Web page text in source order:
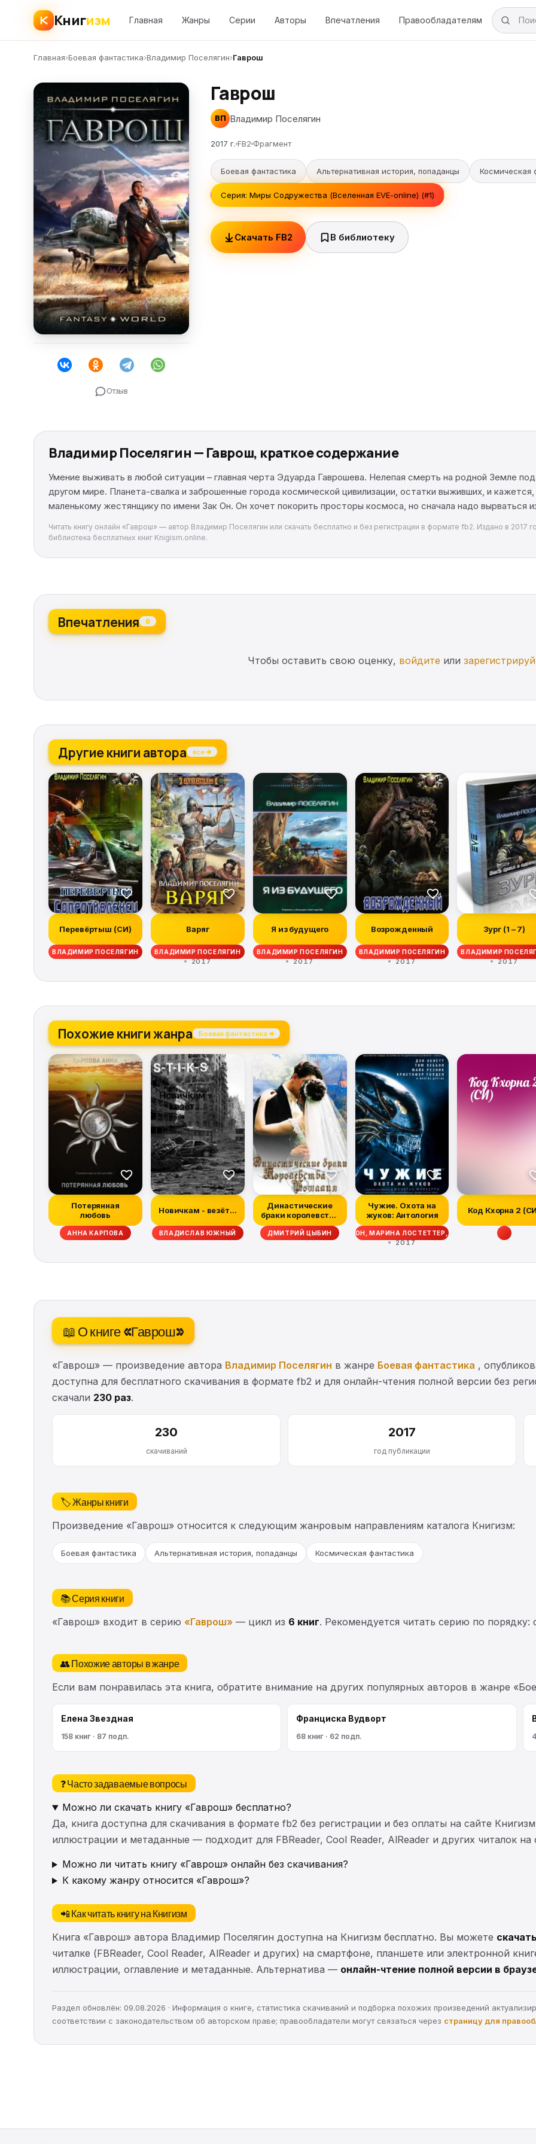
Книгизм Главная Жанры Серии Авторы Впечатления Правообладателям
Главная›Боевая фантастика›Владимир Поселягин›Гаврош
Отзыв
Гаврош
ВП Владимир Поселягин
2017 г. FB2 Фрагмент
Боевая фантастика Альтернативная история, попаданцы Космическая
Серия: Миры Содружества (Вселенная EVE-online) (#1)
Скачать FB2 В библиотеку
Владимир Поселягин — Гаврош, краткое содержание
Умение выживать в любой ситуации – главная черта Эдуарда Гаврошева. Нелепая смерть на родной Земле
другом мире. Планета-свалка и заброшенные города космической цивилизации, остатки выживших, и
маленькому жестянщику по имени Зак Он. Он хочет покорить просторы космоса, но сначала надо вырваться
Читать книгу онлайн «Гаврош» — автор Владимир Поселягин или скачать бесплатно и без регистрации в формате fb2. Издано в
библиотека бесплатных книг Knigism.online.
Впечатления 0
Чтобы оставить свою оценку, войдите или
Другие книги автора все →
Перевёртыш (СИ)
ВЛАДИМИР ПОСЕЛЯГИН
Варяг
ВЛАДИМИР ПОСЕЛЯГИН
2017
Я из будущего
ВЛАДИМИР ПОСЕЛЯГИН
2017
Возрожденный
ВЛАДИМИР ПОСЕЛЯГИН
2017
Зург (1 – 7)
ВЛАДИМИР
2017
Похожие книги жанра Боевая фантастика →
Потерянная
любовь
АННА КАРПОВА
Новичкам - везёт...
ВЛАДИСЛАВ ЮЖНЫЙ
Династические
браки королевства
Рошалия
ДМИТРИЙ ЦЫБИН
Чужие. Охота на
жуков: Антология
ХИЗЕР ГРЭМ, ДЭН АБНЕТТ, РЭЙЧЕЛ КЕЙН, ТИМ ЛЕББОН, СКОТТ СИГЛЕР, ДЭЙВ ВОЛВЕРТОН, МАРИНА ЛОСТЕТТЕР, УЭСТОН ОКС,
2017
Код Кхорна 2
📖 О книге «Гаврош»
«Гаврош» — произведение автора Владимир Поселягин в жанре Боевая фантастика ,
доступна для бесплатного скачивания в формате fb2 и для онлайн-чтения полной версии без
скачали 230 раз.
230
скачиваний
2017
год публикации
🏷️ Жанры книги
Произведение «Гаврош» относится к следующим жанровым направлениям каталога Книгизм:
Боевая фантастика Альтернативная история, попаданцы Космическая фантастика
📚 Серия книги
«Гаврош» входит в серию «Гаврош» — цикл из 6 книг. Рекомендуется читать серию по
👥 Похожие авторы в жанре
Если вам понравилась эта книга, обратите внимание на других популярных авторов в жанре
Елена Звездная
158 книг · 87 подп.
Франциска Вудворт
68 книг · 62 подп.
❓ Часто задаваемые вопросы
Можно ли скачать книгу «Гаврош» бесплатно?
Да, книга доступна для скачивания в формате fb2 без регистрации и без оплаты на сайте
иллюстрации и метаданные — подходит для FBReader, Cool Reader, AlReader и других читалок
Можно ли читать книгу «Гаврош» онлайн без скачивания?
К какому жанру относится «Гаврош»?
📲 Как читать книгу на Книгизм
Книга «Гаврош» автора Владимир Поселягин доступна на Книгизм бесплатно. Вы можете
читалке (FBReader, Cool Reader, AlReader и других) на смартфоне, планшете или электронной
иллюстрации, оглавление и метаданные. Альтернатива — онлайн-чтение полной версии в
Раздел обновлён: 09.08.2026 · Информация о книге, статистика скачиваний и подборка похожих произведений
соответствии с законодательством об авторском праве; правообладатели могут связаться через страницу для